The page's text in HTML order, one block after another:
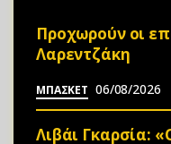
Προχωρούν οι
Λαρεντζάκη
ΜΠΑΣΚΕΤ 06/08/2026
Λιβάι Γκαρσία: